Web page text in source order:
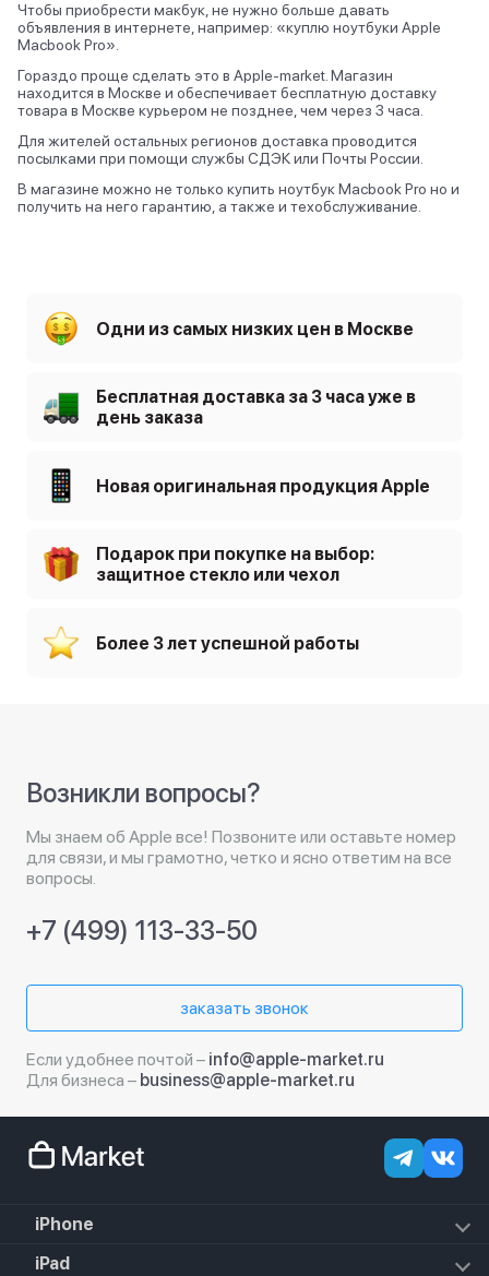
Чтобы приобрести макбук, не нужно больше давать
объявления в интернете, например: «куплю ноутбуки Apple
Macbook Pro».
Гораздо проще сделать это в Apple-market. Магазин
находится в Москве и обеспечивает бесплатную доставку
товара в Москве курьером не позднее, чем через 3 часа.
Для жителей остальных регионов доставка проводится
посылками при помощи службы СДЭК или Почты России.
В магазине можно не только купить ноутбук Macbook Pro но и
получить на него гарантию, а также и техобслуживание.
Одни из самых низких цен в Москве
Бесплатная доставка за 3 часа уже в
день заказа
Новая оригинальная продукция Apple
Подарок при покупке на выбор:
защитное стекло или чехол
Более 3 лет успешной работы
Возникли вопросы?
Мы знаем об Apple все! Позвоните или оставьте номер
для связи, и мы грамотно, четко и ясно ответим на все
вопросы.
+7 (499) 113-33-50
заказать звонок
Если удобнее почтой – info@apple-market.ru
Для бизнеса – business@apple-market.ru
iPhone
iPhone 18 Pro Max
iPad